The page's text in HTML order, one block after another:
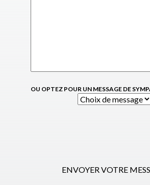
OU OPTEZ POUR UN MESSAGE DE
ENVOYER VOTRE